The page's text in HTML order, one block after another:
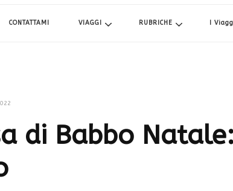
CONTATTAMI VIAGGI RUBRICHE I
di Babbo